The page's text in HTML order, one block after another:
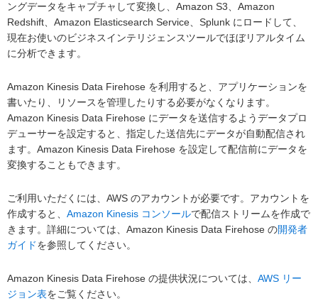
ングデータをキャプチャして変換し、Amazon S3、Amazon
Redshift、Amazon Elasticsearch Service、Splunk にロードして、
現在お使いのビジネスインテリジェンスツールでほぼリアルタイム
に分析できます。
Amazon Kinesis Data Firehose を利用すると、アプリケーションを
書いたり、リソースを管理したりする必要がなくなります。
Amazon Kinesis Data Firehose にデータを送信するようデータプロ
デューサーを設定すると、指定した送信先にデータが自動配信され
ます。Amazon Kinesis Data Firehose を設定して配信前にデータを
変換することもできます。
ご利用いただくには、AWS のアカウントが必要です。アカウントを
作成すると、 Amazon Kinesis コンソールで配信ストリームを作成で
きます。詳細については、Amazon Kinesis Data Firehose の開発者
ガイドを参照してください。
Amazon Kinesis Data Firehose の提供状況については、 AWS リー
ジョン表をご覧ください。